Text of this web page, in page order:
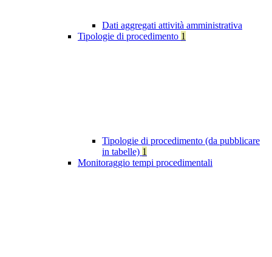
Dati aggregati attività amministrativa
Tipologie di procedimento 1
Tipologie di procedimento (da pubblicare
in tabelle) 1
Monitoraggio tempi procedimentali